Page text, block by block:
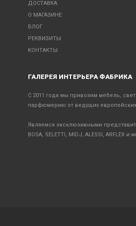
ДОСТАВКА
О МАГАЗИНЕ
БЛОГ
РЕКВИЗИТЫ
КОНТАКТЫ
ГАЛЕРЕЯ ИНТЕРЬЕРА ФАБРИКА
С 2011 года мы привозим мебель,
парфюмерию от ведущих
Являемся эксклюзивными
BOSA, SELETTI, MIDJ, ALESSI, ARFLEX и